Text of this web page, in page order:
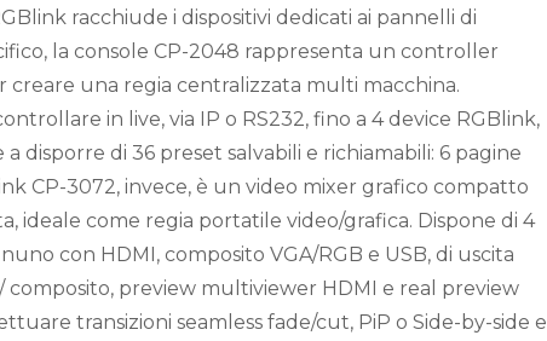
racchiude i dispositivi dedicati ai pannelli di
la console CP-2048 rappresenta un controller
creare una regia centralizzata multi macchina.
in live, via IP o RS232, fino a 4 device RGBlink,
disporre di 36 preset salvabili e richiamabili: 6 pagine
CP-3072, invece, è un video mixer grafico compatto
ideale come regia portatile video/grafica. Dispone di 4
con HDMI, composito VGA/RGB e USB, di uscita
composito, preview multiviewer HDMI e real preview
transizioni seamless fade/cut, PiP o Side-by-side e